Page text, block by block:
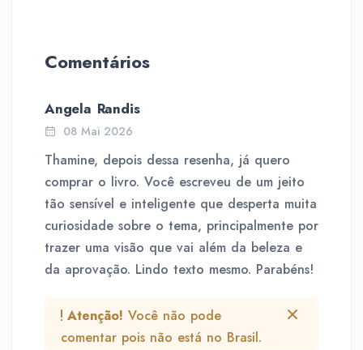
Comentários
Angela Randis
08 Mai 2026
Thamine, depois dessa resenha, já quero
comprar o livro. Você escreveu de um jeito
tão sensível e inteligente que desperta muita
curiosidade sobre o tema, principalmente por
trazer uma visão que vai além da beleza e
da aprovação. Lindo texto mesmo. Parabéns!
Atenção! Você não pode
comentar pois não está no Brasil.